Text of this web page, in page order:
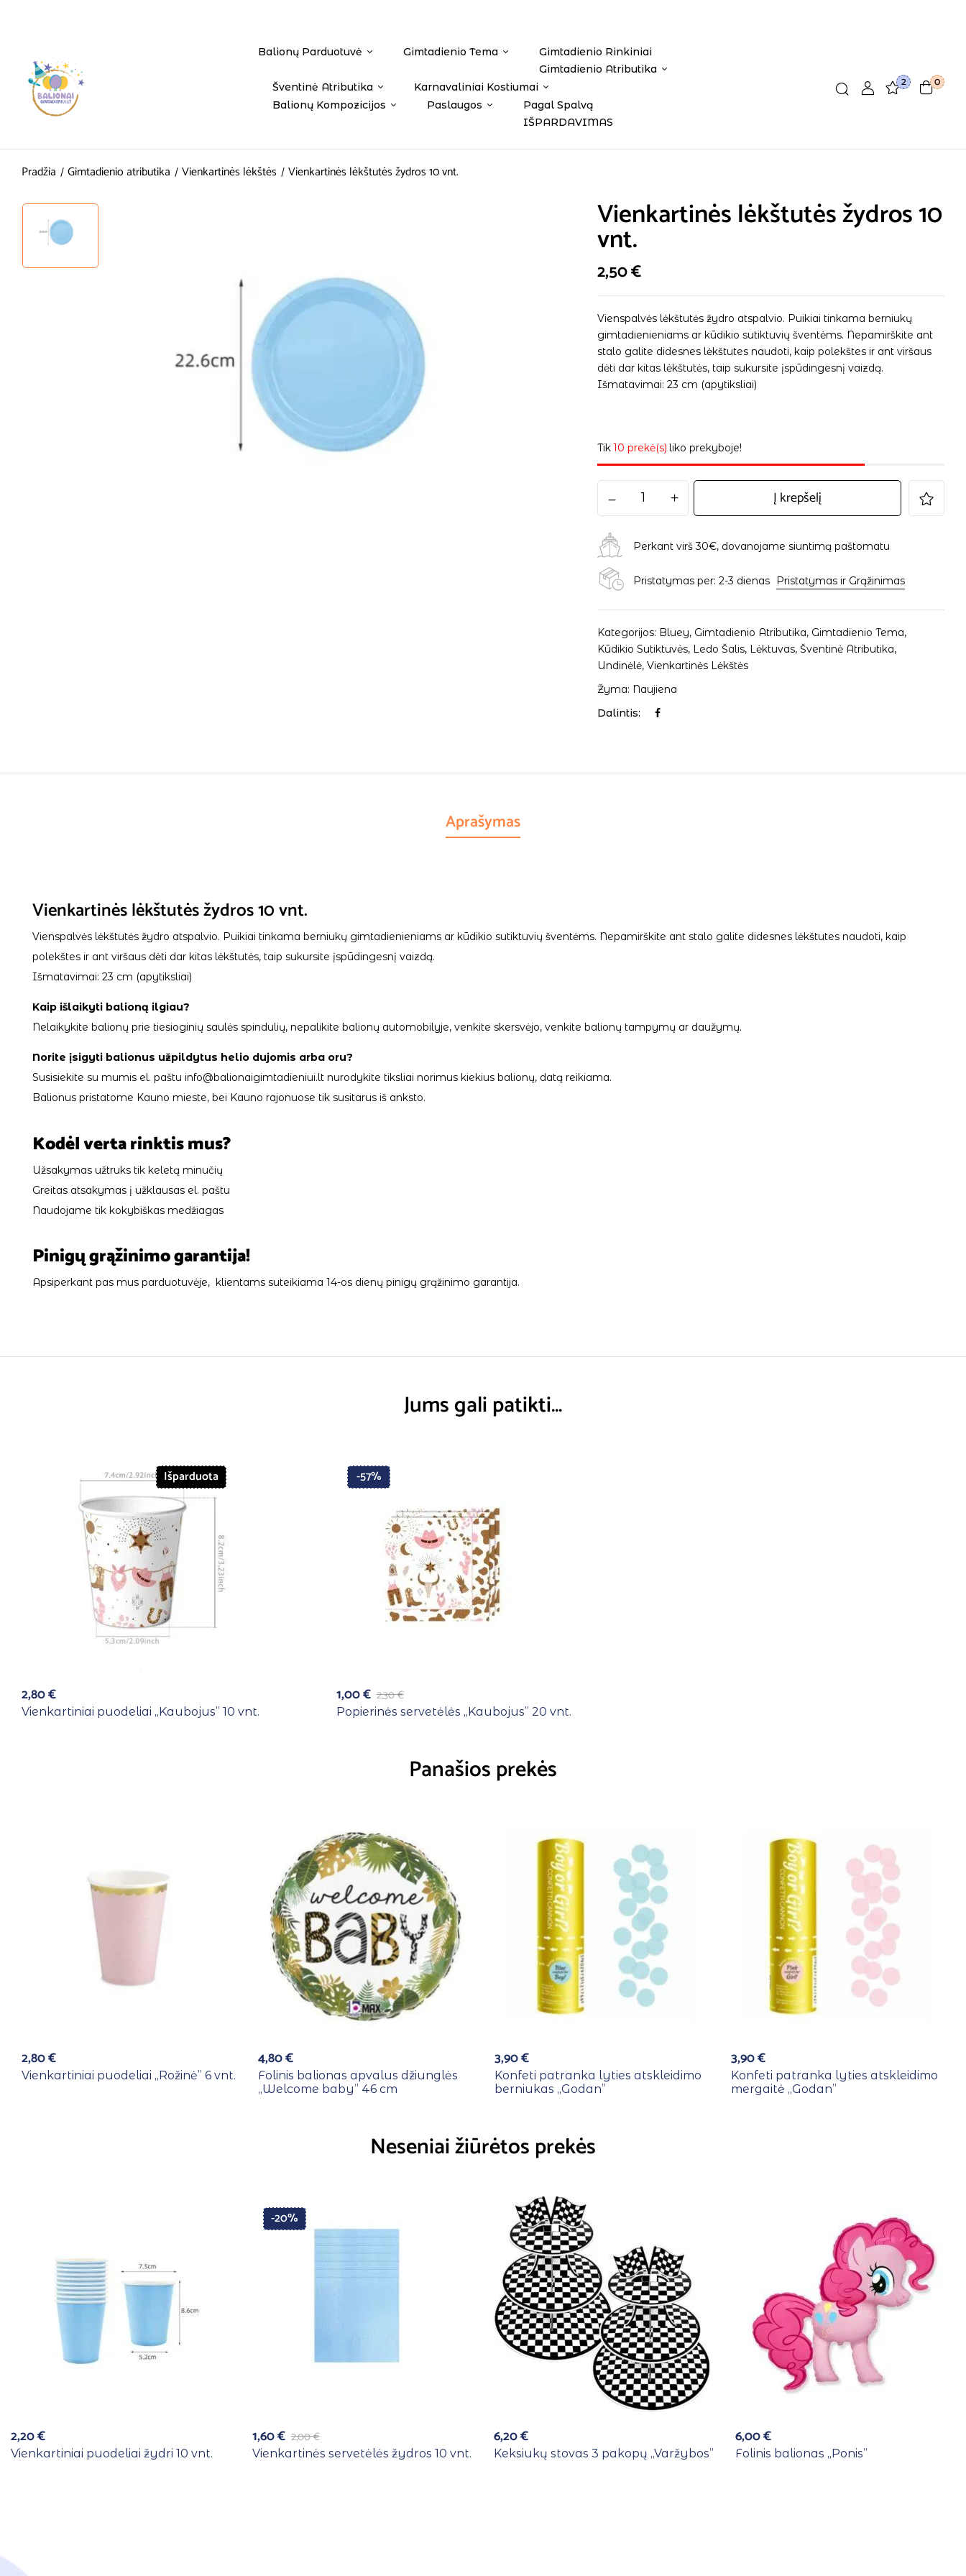
Balionų Parduotuvė Gimtadienio Tema
Gimtadienio Rinkiniai
Gimtadienio Atributika
Šventinė Atributika
Karnavaliniai Kostiumai
Balionų Kompozicijos
Paslaugos
Pagal Spalvą
IŠPARDAVIMAS
2 0
Pradžia Gimtadienio atributika Vienkartinės lėkštės Vienkartinės lėkštutės žydros 10 vnt.
Vienkartinės lėkštutės žydros 10
vnt.
2,50€
Vienspalvės lėkštutės žydro atspalvio. Puikiai tinkama berniukų
gimtadienieniams ar kūdikio sutiktuvių šventėms. Nepamirškite ant
stalo galite didesnes lėkštutes naudoti, kaip polekštes ir ant viršaus
dėti dar kitas lėkštutės, taip sukursite įspūdingesnį vaizdą.
Išmatavimai: 23 cm (apytiksliai)
Tik10 prekė(s) liko prekyboje!
Į krepšelį
Perkant virš 30€, dovanojame siuntimą paštomatu
Pristatymas per: 2-3 dienas Pristatymas ir Grąžinimas
Kategorijos: Bluey, Gimtadienio Atributika, Gimtadienio Tema,
Kūdikio Sutiktuvės, Ledo Šalis, Lėktuvas,Šventinė Atributika,
Undinėlė,Vienkartinės Lėkštės
Žyma: Naujiena
Dalintis:
Aprašymas
Vienkartinės lėkštutės žydros 10 vnt.
Vienspalvės lėkštutės žydro atspalvio. Puikiai tinkama berniukų gimtadienieniams ar kūdikio sutiktuvių šventėms. Nepamirškite ant stalo galite didesnes lėkštutes naudoti, kaip
polekštes ir ant viršaus dėti dar kitas lėkštutės, taip sukursite įspūdingesnį vaizdą.
Išmatavimai: 23 cm (apytiksliai)
Kaip išlaikyti balioną ilgiau?
Nelaikykite balionų prie tiesioginių saulės spindulių, nepalikite balionų automobilyje, venkite skersvėjo, venkite balionų tampymų ar daužymų.
Norite įsigyti balionus užpildytus helio dujomis arba oru?
Susisiekite su mumis el. paštu info@balionaigimtadieniui.lt nurodykite tiksliai norimus kiekius balionų, datą reikiama.
Balionus pristatome Kauno mieste, bei Kauno rajonuose tik susitarus iš anksto.
Kodėl verta rinktis mus?
Užsakymas užtruks tik keletą minučių
Greitas atsakymas į užklausas el. paštu
Naudojame tik kokybiškas medžiagas
Pinigų grąžinimo garantija!
Apsiperkant pas mus parduotuvėje, klientams suteikiama 14-os dienų pinigų grąžinimo garantija.
Jums gali patikti…
Išparduota
2,80€
Vienkartiniai puodeliai ,,Kaubojus” 10 vnt.
-57%
2,30€
1,00€
Popierinės servetėlės ,,Kaubojus” 20 vnt.
Panašios prekės
2,80€
Vienkartiniai puodeliai ,,Rožinė” 6 vnt.
4,80€
Folinis balionas apvalus džiunglės
,,Welcome baby” 46 cm
3,90€
Konfeti patranka lyties atskleidimo
berniukas ,,Godan”
3,90€
Konfeti patranka lyties atskleidimo
mergaitė ,,Godan”
Neseniai žiūrėtos prekės
2,20€
Vienkartiniai puodeliai žydri 10 vnt.
-20%
2,00€
1,60€
Vienkartinės servetėlės žydros 10 vnt.
6,20€
Keksiukų stovas 3 pakopų ,,Varžybos”
6,00€
Folinis balionas ,,Ponis”